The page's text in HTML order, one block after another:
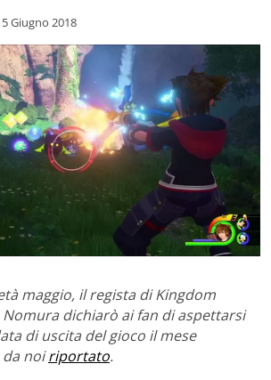
5 Giugno 2018
maggio, il regista di Kingdom
Nomura dichiarò ai fan di aspettarsi
di uscita del gioco il mese
da noiriportato.